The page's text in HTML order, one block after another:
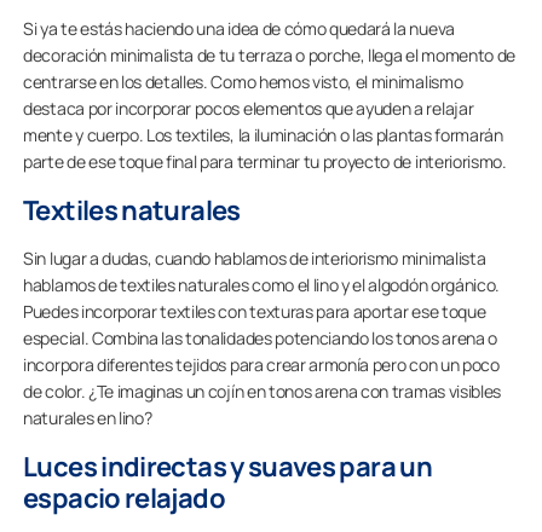
Si ya te estás haciendo una idea de cómo quedará la nueva
decoración minimalista de tu terraza o porche, llega el momento de
centrarse en los detalles. Como hemos visto, el minimalismo
destaca por incorporar pocos elementos que ayuden a relajar
mente y cuerpo. Los textiles, la iluminación o las plantas formarán
parte de ese toque final para terminar tu proyecto de interiorismo.
Textiles naturales
Sin lugar a dudas, cuando hablamos de interiorismo minimalista
hablamos de textiles naturales como el lino y el algodón orgánico.
Puedes incorporar textiles con texturas para aportar ese toque
especial. Combina las tonalidades potenciando los tonos arena o
incorpora diferentes tejidos para crear armonía pero con un poco
de color. ¿Te imaginas un cojín en tonos arena con tramas visibles
naturales en lino?
Luces indirectas y suaves para un
espacio relajado